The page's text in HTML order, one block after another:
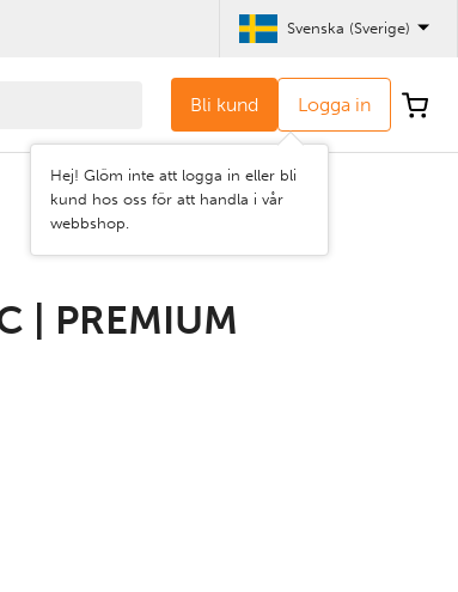
Svenska (Sverige)
Bli kund Logga in
Hej! Glöm inte att logga in eller bli
kund hos oss för att handla i vår
webbshop.
| PREMIUM